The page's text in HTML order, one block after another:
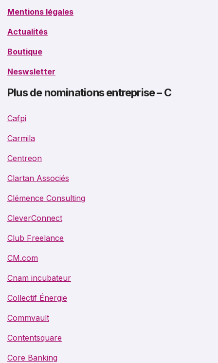
Mentions légales
Actualités
Boutique
Neswsletter
Plus de nominations entreprise – C
Cafpi
Carmila
Centreon
Clartan Associés
Clémence Consulting
CleverConnect
Club Freelance
CM.com
Cnam incubateur
Collectif Énergie
Commvault
Contentsquare
Core Banking